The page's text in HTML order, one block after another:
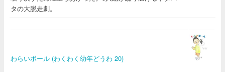
タの大脱走劇。
わらいボール (わくわく幼年どうわ 20)